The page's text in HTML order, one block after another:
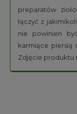
preparatów
łączyć z
nie powinien
karmiące piersią
Zdjęcie produktu